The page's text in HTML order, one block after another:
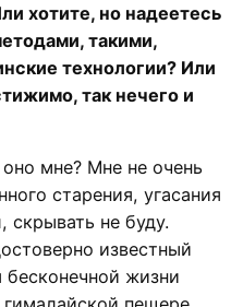
хотите, но надеетесь
такими,
технологии? Или
так нечего и
мне? Мне не очень
старения, угасания
скрывать не буду.
известный
жизни